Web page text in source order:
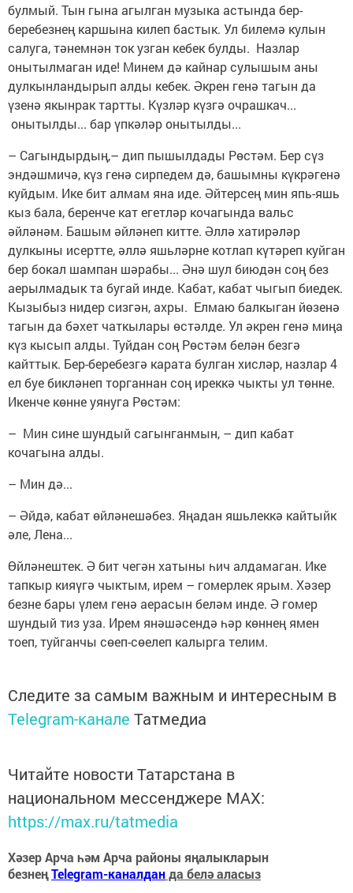
булмый. Тын гына агылган музыка астында бер-
беребезнең каршына килеп бастык. Ул билемә кулын
салуга, тәнемнән ток узган кебек булды. Назлар
онытылмаган иде! Минем дә кайнар сулышым аны
дулкынландырып алды кебек. Әкрен генә тагын да
үзенә якынрак тартты. Күзләр күзгә очрашкач...
онытылды... бар үпкәләр онытылды...
– Сагындырдың,– дип пышылдады Рөстәм. Бер сүз
эндәшмичә, күз генә сирпедем дә, башымны күкрәгенә
куйдым. Ике бит алмам яна иде. Әйтерсең мин япь-яшь
кыз бала, беренче кат егетләр кочагында вальс
әйләнәм. Башым әйләнеп китте. Әллә хатирәләр
дулкыны исертте, әллә яшьләрне котлап күтәреп куйган
бер бокал шампан шәрабы... Әнә шул биюдән соң без
аерылмадык та бугай инде. Кабат, кабат чыгып биедек.
Кызыбыз нидер сизгән, ахры. Елмаю балкыган йөзенә
тагын да бәхет чаткылары өстәлде. Ул әкрен генә миңа
күз кысып алды. Туйдан соң Рөстәм белән безгә
кайттык. Бер-беребезгә карата булган хисләр, назлар 4
ел буе бикләнеп торганнан соң иреккә чыкты ул төнне.
Икенче көнне уянуга Рөстәм:
– Мин сине шундый сагынганмын, – дип кабат
кочагына алды.
– Мин дә...
– Әйдә, кабат өйләнешәбез. Яңадан яшьлеккә кайтыйк
әле, Лена...
Өйләнештек. Ә бит чегән хатыны һич алдамаган. Ике
тапкыр кияүгә чыктым, ирем – гомерлек ярым. Хәзер
безне бары үлем генә аерасын беләм инде. Ә гомер
шундый тиз уза. Ирем янәшәсендә һәр көннең ямен
тоеп, туйганчы сөеп-сөелеп калырга телим.
Следите за самым важным и интересным в
Telegram-канале Татмедиа
Читайте новости Татарстана в
национальном мессенджере MАХ:
https://max.ru/tatmedia
Хәзер Арча һәм Арча районы яңалыкларын
безнеңTelegram-каналданда белә аласыз